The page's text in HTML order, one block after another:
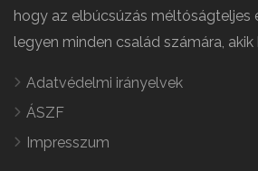
hogy az elbúcsúzás méltóságteljes
legyen minden család számára,
Adatvédelmi irányelvek
ÁSZF
Impresszum